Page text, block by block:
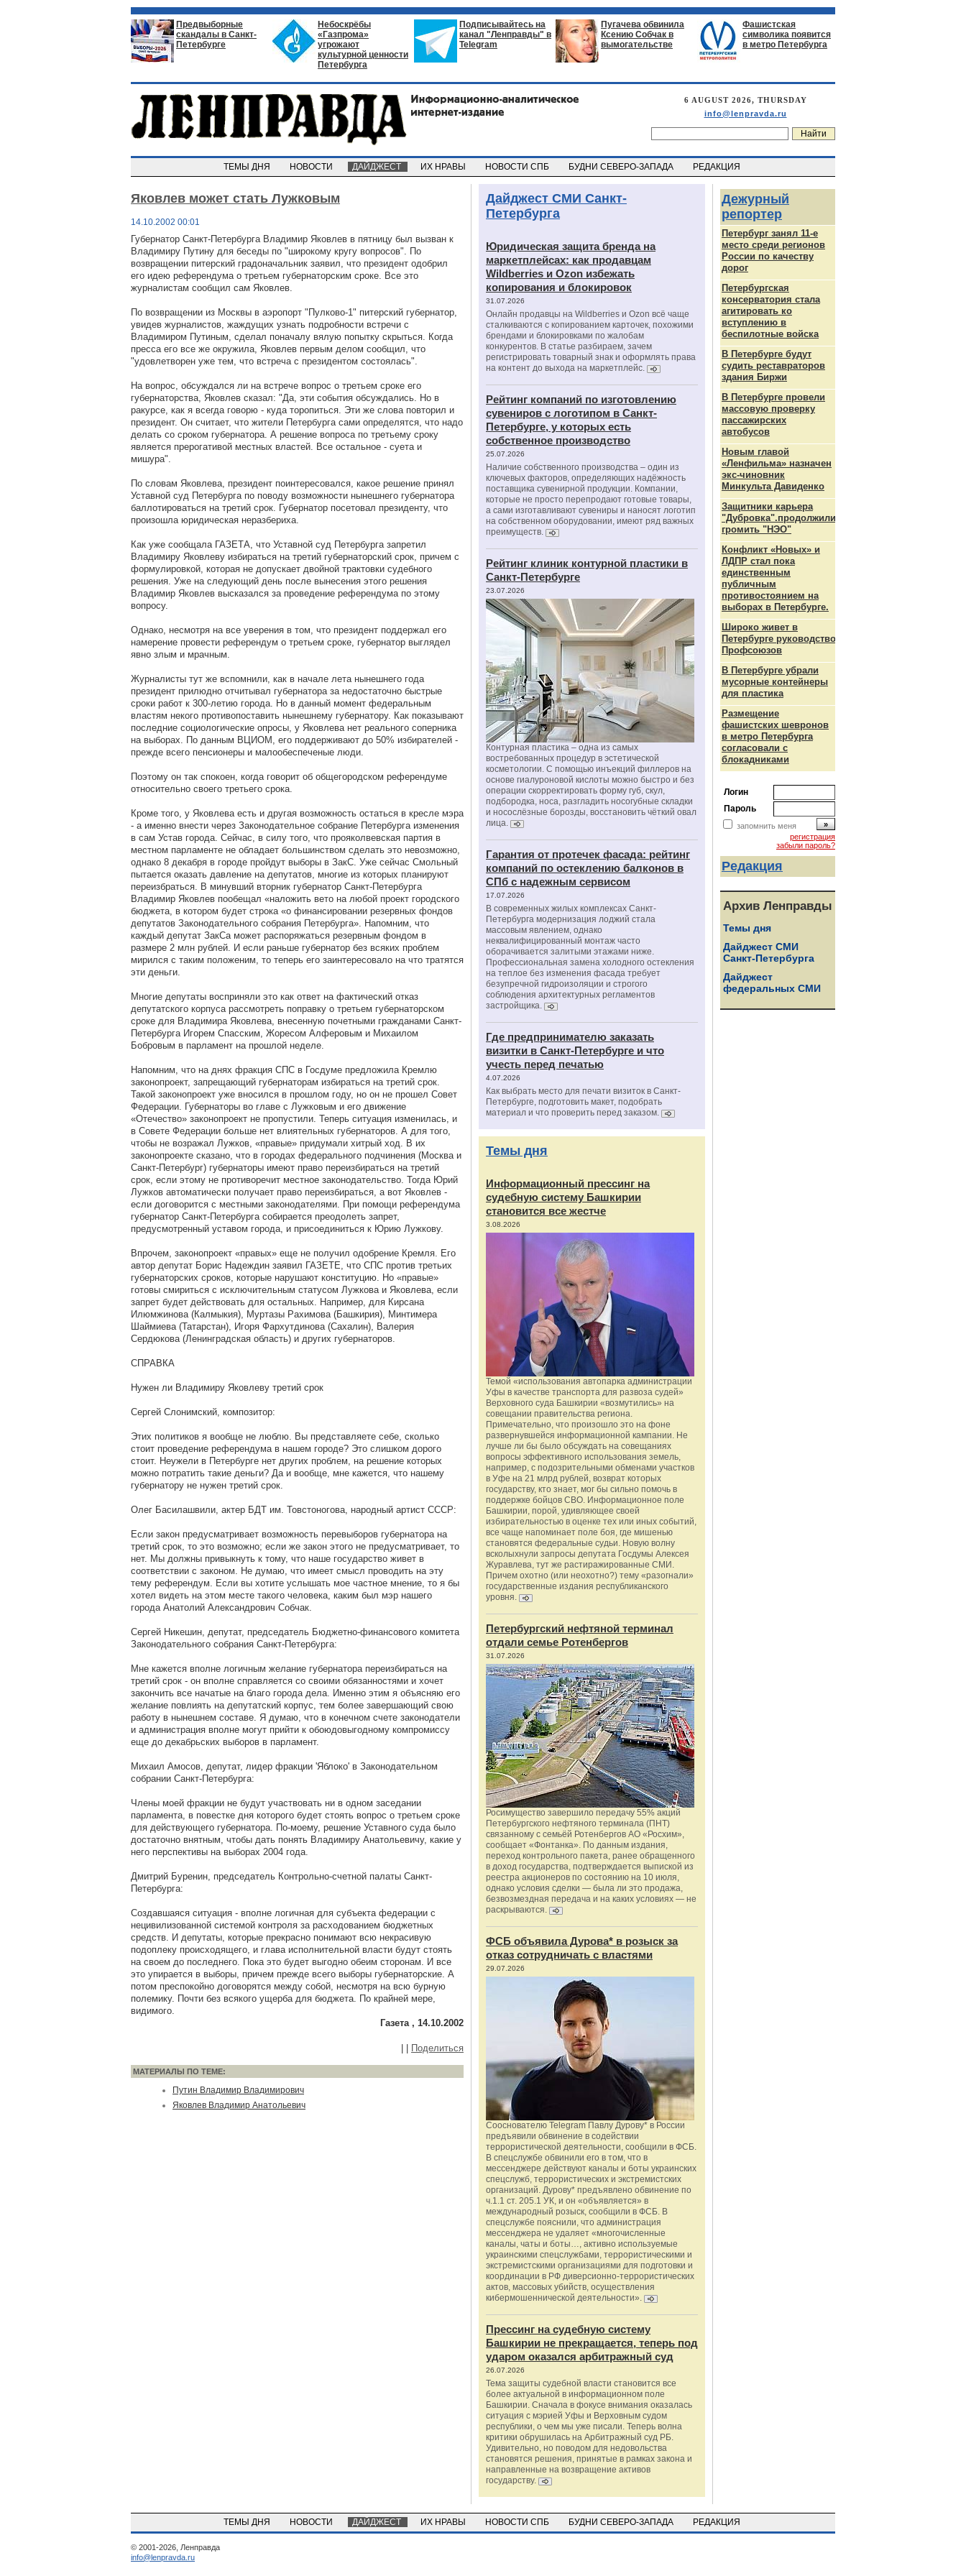
Предвыборные
скандалы в Санкт-
Петербурге
Небоскрёбы
«Газпрома»
угрожают
культурной ценности
Петербурга
Подписывайтесь на
канал "Ленправды" в
Telegram
Пугачева обвинила
Ксению Собчак в
вымогательстве
Фашистская
символика появится
в метро Петербурга
6 AUGUST 2026, THURSDAY
info@lenpravda.ru
ТЕМЫ ДНЯ НОВОСТИ ДАЙДЖЕСТ ИХ НРАВЫ НОВОСТИ СПБ БУДНИ СЕВЕРО-ЗАПАДА РЕДАКЦИЯ
Яковлев может стать Лужковым
14.10.2002 00:01
Губернатор Санкт-Петербурга Владимир Яковлев в пятницу был вызван к
Владимиру Путину для беседы по "широкому кругу вопросов". По
возвращении питерский градоначальник заявил, что президент одобрил
его идею референдума о третьем губернаторским сроке. Все это
журналистам сообщил сам Яковлев.
По возвращении из Москвы в аэропорт "Пулково-1" питерский губернатор,
увидев журналистов, жаждущих узнать подробности встречи с
Владимиром Путиным, сделал поначалу вялую попытку скрыться. Когда
пресса его все же окружила, Яковлев первым делом сообщил, что
"удовлетворен уже тем, что встреча с президентом состоялась".
На вопрос, обсуждался ли на встрече вопрос о третьем сроке его
губернаторства, Яковлев сказал: "Да, эти события обсуждались. Но в
ракурсе, как я всегда говорю - куда торопиться. Эти же слова повторил и
президент. Он считает, что жители Петербурга сами определятся, что надо
делать со сроком губернатора. А решение вопроса по третьему сроку
является прерогативой местных властей. Все остальное - суета и
мишура".
По словам Яковлева, президент поинтересовался, какое решение принял
Уставной суд Петербурга по поводу возможности нынешнего губернатора
баллотироваться на третий срок. Губернатор посетовал президенту, что
произошла юридическая неразбериха.
Как уже сообщала ГАЗЕТА, что Уставной суд Петербурга запретил
Владимиру Яковлеву избираться на третий губернаторский срок, причем с
формулировкой, которая не допускает двойной трактовки судебного
решения. Уже на следующий день после вынесения этого решения
Владимир Яковлев высказался за проведение референдума по этому
вопросу.
Однако, несмотря на все уверения в том, что президент поддержал его
намерение провести референдум о третьем сроке, губернатор выглядел
явно злым и мрачным.
Журналисты тут же вспомнили, как в начале лета нынешнего года
президент прилюдно отчитывал губернатора за недостаточно быстрые
сроки работ к 300-летию города. Но в данный момент федеральным
властям некого противопоставить нынешнему губернатору. Как показывают
последние социологические опросы, у Яковлева нет реального соперника
на выборах. По данным ВЦИОМ, его поддерживают до 50% избирателей -
прежде всего пенсионеры и малообеспеченые люди.
Поэтому он так спокоен, когда говорит об общегородском референдуме
относительно своего третьего срока.
Кроме того, у Яковлева есть и другая возможность остаться в кресле мэра
- а именно внести через Законодательное собрание Петербурга изменения
в сам Устав города. Сейчас, в силу того, что прояколвевская партия в
местном парламенте не обладает большинством сделать это невозможно,
однако 8 декабря в городе пройдут выборы в ЗакС. Уже сейчас Смольный
пытается оказать давление на депутатов, многие из которых планируют
переизбраться. В минувший вторник губернатор Санкт-Петербурга
Владимир Яковлев пообещал «наложить вето на любой проект городского
бюджета, в котором будет строка «о финансировании резервных фондов
депутатов Законодательного собрания Петербурга». Напомним, что
каждый депутат ЗакСа может распоряжаться резервным фондом в
размере 2 млн рублей. И если раньше губернатор без всяких проблем
мирился с таким положеним, то теперь его заинтересовало на что тратятся
эти деньги.
Многие депутаты восприняли это как ответ на фактический отказ
депутатского корпуса рассмотреть поправку о третьем губернаторском
сроке для Владимира Яковлева, внесенную почетными гражданами Санкт-
Петербурга Игорем Спасским, Жоресом Алферовым и Михаилом
Бобровым в парламент на прошлой неделе.
Напомним, что на днях фракция СПС в Госдуме предложила Кремлю
законопроект, запрещающий губернаторам избираться на третий срок.
Такой законопроект уже вносился в прошлом году, но он не прошел Совет
Федерации. Губернаторы во главе с Лужковым и его движение
«Отечество» законопроект не пропустили. Теперь ситуация изменилась, и
в Совете Федерации больше нет влиятельных губернаторов. А для того,
чтобы не возражал Лужков, «правые» придумали хитрый ход. В их
законопроекте сказано, что в городах федерального подчинения (Москва и
Санкт-Петербург) губернаторы имеют право переизбираться на третий
срок, если этому не противоречит местное законодательство. Тогда Юрий
Лужков автоматически получает право переизбираться, а вот Яковлев -
если договорится с местными законодателями. При помощи референдума
губернатор Санкт-Петербурга собирается преодолеть запрет,
предусмотренный уставом города, и присоединиться к Юрию Лужкову.
Впрочем, законопроект «правых» еще не получил одобрение Кремля. Его
автор депутат Борис Надеждин заявил ГАЗЕТЕ, что СПС против третьих
губернаторских сроков, которые нарушают конституцию. Но «правые»
готовы смириться с исключительным статусом Лужкова и Яковлева, если
запрет будет действовать для остальных. Например, для Кирсана
Илюмжинова (Калмыкия), Муртазы Рахимова (Башкирия), Минтимера
Шаймиева (Татарстан), Игоря Фархутдинова (Сахалин), Валерия
Сердюкова (Ленинградская область) и других губернаторов.
СПРАВКА
Нужен ли Владимиру Яковлеву третий срок
Сергей Слонимский, композитор:
Этих политиков я вообще не люблю. Вы представляете себе, сколько
стоит проведение референдума в нашем городе? Это слишком дорого
стоит. Неужели в Петербурге нет других проблем, на решение которых
можно потратить такие деньги? Да и вообще, мне кажется, что нашему
губернатору не нужен третий срок.
Олег Басилашвили, актер БДТ им. Товстоногова, народный артист СССР:
Если закон предусматривает возможность перевыборов губернатора на
третий срок, то это возможно; если же закон этого не предусматривает, то
нет. Мы должны привыкнуть к тому, что наше государство живет в
соответствии с законом. Не думаю, что имеет смысл проводить на эту
тему референдум. Если вы хотите услышать мое частное мнение, то я бы
хотел видеть на этом месте такого человека, каким был мэр нашего
города Анатолий Александрович Собчак.
Сергей Никешин, депутат, председатель Бюджетно-финансового комитета
Законодательного собрания Санкт-Петербурга:
Мне кажется вполне логичным желание губернатора переизбираться на
третий срок - он вполне справляется со своими обязанностями и хочет
закончить все начатые на благо города дела. Именно этим я объясняю его
желание повлиять на депутатский корпус, тем более завершающий свою
работу в нынешнем составе. Я думаю, что в конечном счете законодатели
и администрация вполне могут прийти к обоюдовыгодному компромиссу
еще до декабрьских выборов в парламент.
Михаил Амосов, депутат, лидер фракции 'Яблоко' в Законодательном
собрании Санкт-Петербурга:
Члены моей фракции не будут участвовать ни в одном заседании
парламента, в повестке дня которого будет стоять вопрос о третьем сроке
для действующего губернатора. По-моему, решение Уставного суда было
достаточно внятным, чтобы дать понять Владимиру Анатольевичу, какие у
него перспективы на выборах 2004 года.
Дмитрий Буренин, председатель Контрольно-счетной палаты Санкт-
Петербурга:
Создавшаяся ситуация - вполне логичная для субъекта федерации с
нецивилизованной системой контроля за расходованием бюджетных
средств. И депутаты, которые прекрасно понимают всю некрасивую
подоплеку происходящего, и глава исполнительной власти будут стоять
на своем до последнего. Пока это будет выгодно обеим сторонам. И все
это упирается в выборы, причем прежде всего выборы губернаторские. А
потом преспокойно договорятся между собой, несмотря на всю бурную
полемику. Почти без всякого ущерба для бюджета. По крайней мере,
видимого.
Газета , 14.10.2002
Поделиться
МАТЕРИАЛЫ ПО ТЕМЕ:
Путин Владимир Владимирович
Яковлев Владимир Анатольевич
Дайджест СМИ Санкт-
Петербурга
Юридическая защита бренда на
маркетплейсах: как продавцам
Wildberries и Ozon избежать
копирования и блокировок
31.07.2026
Онлайн продавцы на Wildberries и Ozon всё чаще
сталкиваются с копированием карточек, похожими
брендами и блокировками по жалобам
конкурентов. В статье разбираем, зачем
регистрировать товарный знак и оформлять права
на контент до выхода на маркетплейс.
Рейтинг компаний по изготовлению
сувениров с логотипом в Санкт-
Петербурге, у которых есть
собственное производство
25.07.2026
Наличие собственного производства – один из
ключевых факторов, определяющих надёжность
поставщика сувенирной продукции. Компании,
которые не просто перепродают готовые товары,
а сами изготавливают сувениры и наносят логотип
на собственном оборудовании, имеют ряд важных
преимуществ.
Рейтинг клиник контурной пластики в
Санкт-Петербурге
23.07.2026
Контурная пластика – одна из самых
востребованных процедур в эстетической
косметологии. С помощью инъекций филлеров на
основе гиалуроновой кислоты можно быстро и без
операции скорректировать форму губ, скул,
подбородка, носа, разгладить носогубные складки
и носослёзные борозды, восстановить чёткий овал
лица.
Гарантия от протечек фасада: рейтинг
компаний по остеклению балконов в
СПб с надежным сервисом
17.07.2026
В современных жилых комплексах Санкт-
Петербурга модернизация лоджий стала
массовым явлением, однако
неквалифицированный монтаж часто
оборачивается залитыми этажами ниже.
Профессиональная замена холодного остекления
на теплое без изменения фасада требует
безупречной гидроизоляции и строгого
соблюдения архитектурных регламентов
застройщика.
Где предпринимателю заказать
визитки в Санкт-Петербурге и что
учесть перед печатью
4.07.2026
Как выбрать место для печати визиток в Санкт-
Петербурге, подготовить макет, подобрать
материал и что проверить перед заказом.
Темы дня
Информационный прессинг на
судебную систему Башкирии
становится все жестче
3.08.2026
Темой «использования автопарка администрации
Уфы в качестве транспорта для развоза судей»
Верховного суда Башкирии «возмутились» на
совещании правительства региона.
Примечательно, что произошло это на фоне
развернувшейся информационной кампании. Не
лучше ли бы было обсуждать на совещаниях
вопросы эффективного использования земель,
например, с подозрительными обменами участков
в Уфе на 21 млрд рублей, возврат которых
государству, кто знает, мог бы сильно помочь в
поддержке бойцов СВО. Информационное поле
Башкирии, порой, удивляющее своей
избирательностью в оценке тех или иных событий,
все чаще напоминает поле боя, где мишенью
становятся федеральные судьи. Новую волну
всколыхнули запросы депутата Госдумы Алексея
Журавлева, тут же растиражированные СМИ.
Причем охотно (или неохотно?) тему «разогнали»
государственные издания республиканского
уровня.
Петербургский нефтяной терминал
отдали семье Ротенбергов
31.07.2026
Росимущество завершило передачу 55% акций
Петербургского нефтяного терминала (ПНТ)
связанному с семьёй Ротенбергов АО «Росхим»,
сообщает «Фонтанка». По данным издания,
переход контрольного пакета, ранее обращенного
в доход государства, подтверждается выпиской из
реестра акционеров по состоянию на 10 июля,
однако условия сделки — была ли это продажа,
безвозмездная передача и на каких условиях — не
раскрываются.
ФСБ объявила Дурова* в розыск за
отказ сотрудничать с властями
29.07.2026
Сооснователю Telegram Павлу Дурову* в России
предъявили обвинение в содействии
террористической деятельности, сообщили в ФСБ.
В спецслужбе обвинили его в том, что в
мессенджере действуют каналы и боты украинских
спецслужб, террористических и экстремистских
организаций. Дурову* предъявлено обвинение по
ч.1.1 ст. 205.1 УК, и он «объявляется» в
международный розыск, сообщили в ФСБ. В
спецслужбе пояснили, что администрация
мессенджера не удаляет «многочисленные
каналы, чаты и боты…, активно используемые
украинскими спецслужбами, террористическими и
экстремистскими организациями для подготовки и
координации в РФ диверсионно-террористических
актов, массовых убийств, осуществления
кибермошеннической деятельности».
Прессинг на судебную систему
Башкирии не прекращается, теперь под
ударом оказался арбитражный суд
26.07.2026
Тема защиты судебной власти становится все
более актуальной в информационном поле
Башкирии. Сначала в фокусе внимания оказалась
ситуация с мэрией Уфы и Верховным судом
республики, о чем мы уже писали. Теперь волна
критики обрушилась на Арбитражный суд РБ.
Удивительно, но поводом для недовольства
становятся решения, принятые в рамках закона и
направленные на возвращение активов
государству.
Дежурный
репортер
Петербург занял 11-е
место среди регионов
России по качеству
дорог
Петербургская
консерватория стала
агитировать ко
вступлению в
беспилотные войска
В Петербурге будут
судить реставраторов
здания Биржи
В Петербурге провели
массовую проверку
пассажирских
автобусов
Новым главой
«Ленфильма» назначен
экс-чиновник
Минкульта Давиденко
Защитники карьера
"Дубровка".продолжили
громить "НЭО"
Конфликт «Новых» и
ЛДПР стал пока
единственным
публичным
противостоянием на
выборах в Петербурге.
Широко живет в
Петербурге руководство
Профсоюзов
В Петербурге убрали
мусорные контейнеры
для пластика
Размещение
фашистских шевронов
в метро Петербурга
согласовали с
блокадниками
Логин
Пароль
запомнить меня
регистрация
забыли пароль?
Редакция
Архив Ленправды
Темы дня
Дайджест СМИ
Санкт-Петербурга
Дайджест
федеральных СМИ
ТЕМЫ ДНЯ НОВОСТИ ДАЙДЖЕСТ ИХ НРАВЫ НОВОСТИ СПБ БУДНИ СЕВЕРО-ЗАПАДА РЕДАКЦИЯ
© 2001-2026, Ленправда
info@lenpravda.ru